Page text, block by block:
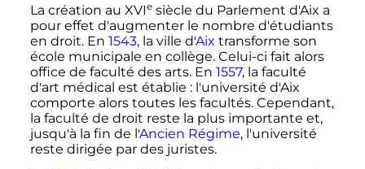
La création au XVIe siècle du Parlement d'Aix a
pour effet d'augmenter le nombre d'étudiants
en droit. En 1543, la ville d'Aix transforme son
école municipale en collège. Celui-ci fait alors
office de faculté des arts. En 1557, la faculté
d'art médical est établie : l'université d'Aix
comporte alors toutes les facultés. Cependant,
la faculté de droit reste la plus importante et,
jusqu'à la fin de l'Ancien Régime, l'université
reste dirigée par des juristes.